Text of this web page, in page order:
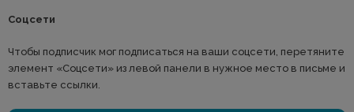
Соцсети
Чтобы подписчик мог подписаться на ваши соцсети, перетяните
элемент «Соцсети» из левой панели в нужное место в письме и
вставьте ссылки.